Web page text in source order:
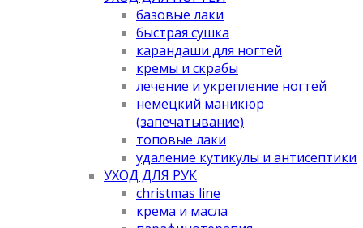
базовые лаки
быстрая сушка
карандаши для ногтей
кремы и скрабы
лечение и укрепление ногтей
немецкий маникюр
(запечатывание)
топовые лаки
удаление кутикулы и антисептики
УХОД ДЛЯ РУК
christmas line
крема и масла